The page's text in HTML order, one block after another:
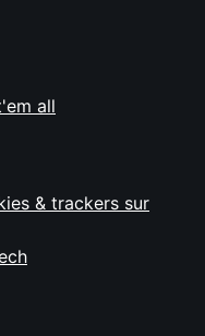
all
& trackers sur